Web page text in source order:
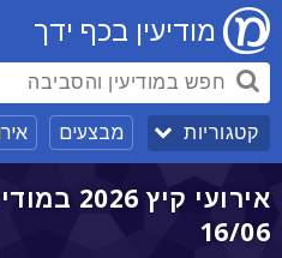
מודיעין בכף ידך
קטגוריות מבצעים
אירועי קיץ
16/06